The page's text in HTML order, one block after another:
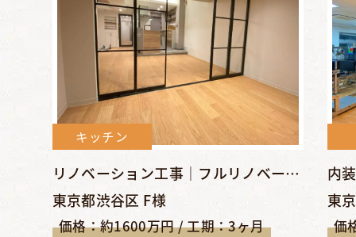
キッチン
リノベーション工事｜フルリノベーションでシンプル＆クールな空...
東京都渋谷区 F様
価格：約1600万円 / 工期：3ヶ月
東
価